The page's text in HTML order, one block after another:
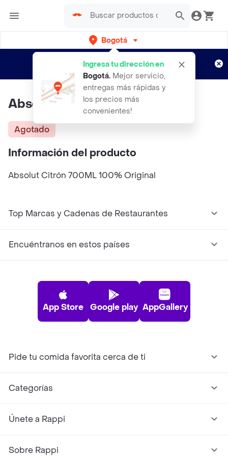
Bogotá
Ingresa tu dirección en
Bogotá. Mejor servicio,
entregas más rápidas y
los precios más
convenientes!
envíos gratis por semanas
Aplican TyC
Absolut Citrón 700ml
Agotado
Información del producto
Absolut Citrón 700ML 100% Original
Top Marcas y Cadenas de Restaurantes
Encuéntranos en estos países
App Store Google play AppGallery
Pide tu comida favorita cerca de ti
Categorías
Únete a Rappi
Sobre Rappi